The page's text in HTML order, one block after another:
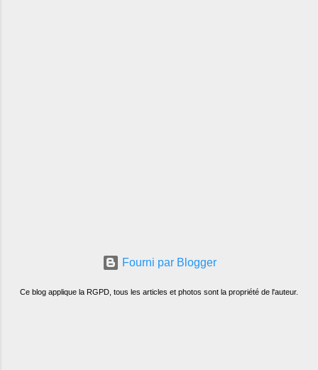
Fourni par Blogger
Ce blog applique la RGPD, tous les articles et photos sont la propriété de l'auteur.